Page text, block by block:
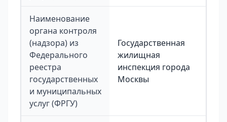
Наименование
органа контроля
(надзора) из
Федерального
реестра
государственных
и муниципальных
услуг (ФРГУ)
Государственная
жилищная
инспекция города
Москвы